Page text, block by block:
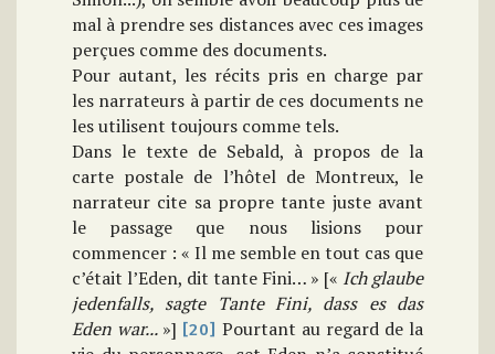
mal à prendre ses distances avec ces images
perçues comme des documents.
Pour autant, les récits pris en charge par
les narrateurs à partir de ces documents ne
les utilisent toujours comme tels.
Dans le texte de Sebald, à propos de la
carte postale de l’hôtel de Montreux, le
narrateur cite sa propre tante juste avant
le passage que nous lisions pour
commencer : « Il me semble en tout cas que
c’était l’Eden, dit tante Fini… » [« Ich glaube
jedenfalls, sagte Tante Fini, dass es das
Eden war... »] [20] Pourtant au regard de la